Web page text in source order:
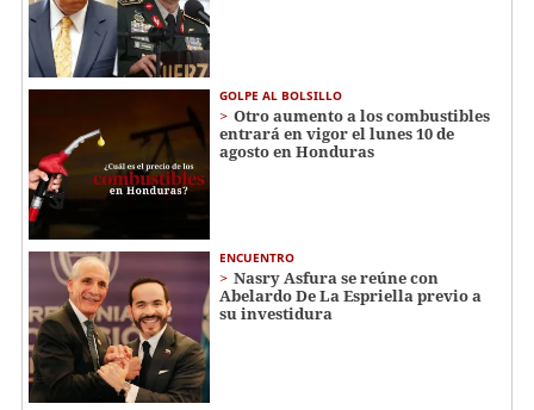
GOLPE AL BOLSILLO
Otro aumento a los combustibles
entrará en vigor el lunes 10 de
agosto en Honduras
ENCUENTRO
Nasry Asfura se reúne con
Abelardo De La Espriella previo a
su investidura